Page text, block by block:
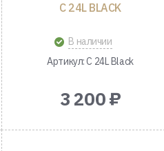
C 24L BLACK
В наличии
Артикул: C 24L Black
3 200 ₽